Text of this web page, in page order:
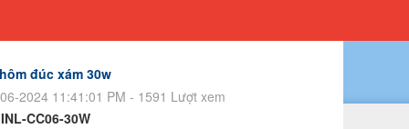
đúc xám 30w
2024 11:41:01 PM - 1591 Lượt xem
INL-CC06-30W